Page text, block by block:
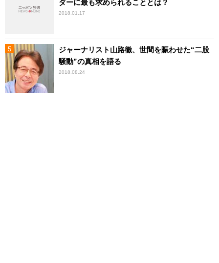
ダーに最も求められることとは？
2018.01.17
ジャーナリスト山路徹、世間を賑わせた“二股
騒動”の真相を語る
2018.08.24